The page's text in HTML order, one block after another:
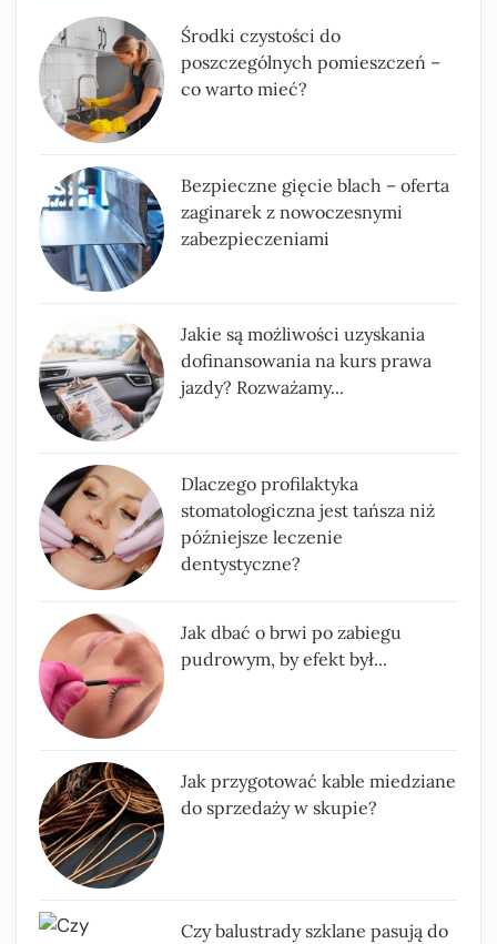
Środki czystości do
poszczególnych pomieszczeń –
co warto mieć?
Bezpieczne gięcie blach – oferta
zaginarek z nowoczesnymi
zabezpieczeniami
Jakie są możliwości uzyskania
dofinansowania na kurs prawa
jazdy? Rozważamy...
Dlaczego profilaktyka
stomatologiczna jest tańsza niż
późniejsze leczenie
dentystyczne?
Jak dbać o brwi po zabiegu
pudrowym, by efekt był...
Jak przygotować kable miedziane
do sprzedaży w skupie?
Czy balustrady szklane pasują do